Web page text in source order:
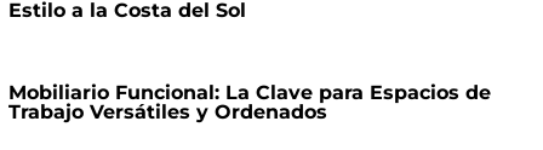
Estilo a la Costa del Sol
Mobiliario Funcional: La Clave para Espacios de
Trabajo Versátiles y Ordenados